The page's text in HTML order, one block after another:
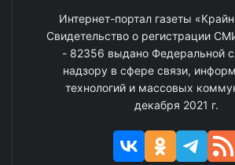
Интернет-портал газеты
Свидетельство о регистрации
- 82356 выдано Федеральной
надзору в сфере связи,
технологий и массовых
декабря 2021 г.